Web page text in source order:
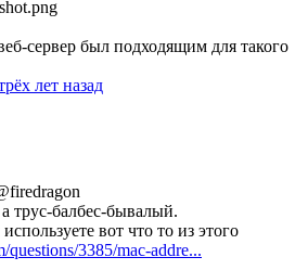
сервер был подходящим для такого
лет назад
трус-балбес-бывалый.
вот что то из этого
3385/mac-addre...